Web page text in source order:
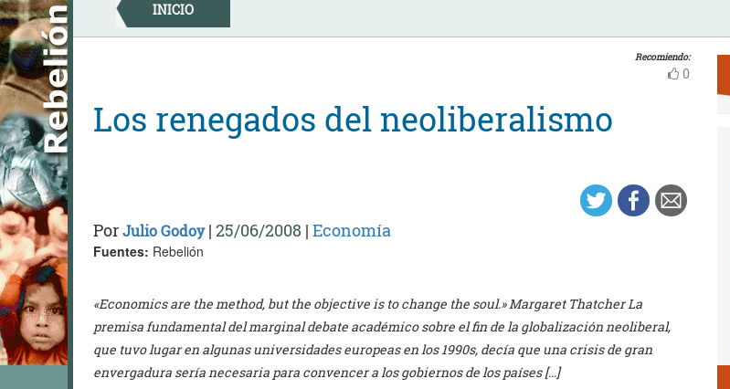
Skip
to
content
INICIO
Recomiendo:
0
Los renegados del neoliberalismo
PorJulio Godoy| 25/06/2008 | Economía
Fuentes: Rebelión
«Economics are the method, but the objective is to change the soul.» Margaret Thatcher La
premisa fundamental del marginal debate académico sobre el fin de la globalización neoliberal,
que tuvo lugar en algunas universidades europeas en los 1990s, decía que una crisis de gran
envergadura sería necesaria para convencer a los gobiernos de los países […]